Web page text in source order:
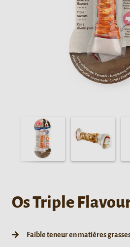
Os Triple
Faible teneur en matières